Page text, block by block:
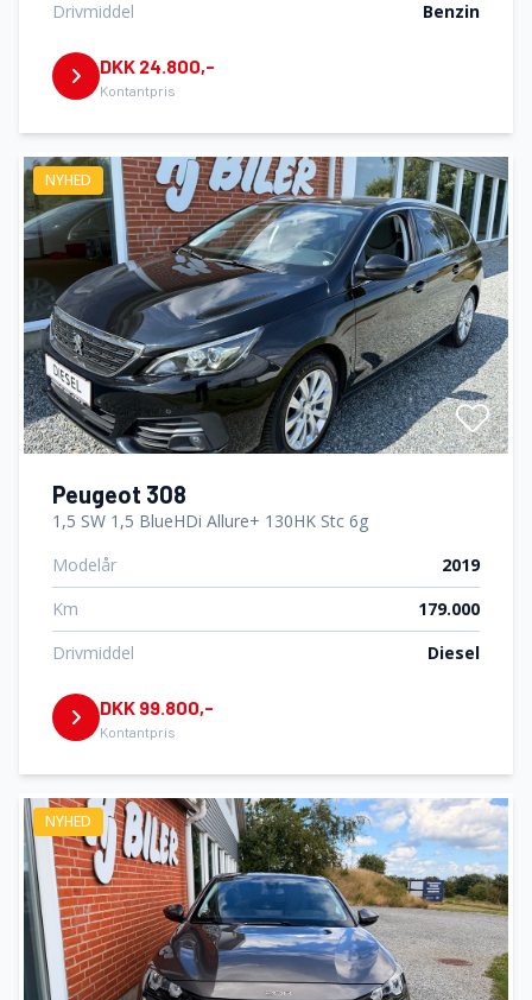
Drivmiddel Benzin
DKK 24.800,-
Kontantpris
NYHED
Peugeot 308
1,5 SW 1,5 BlueHDi Allure+ 130HK Stc 6g
Modelår
2019
Km
179.000
Drivmiddel
Diesel
DKK 99.800,-
Kontantpris
NYHED